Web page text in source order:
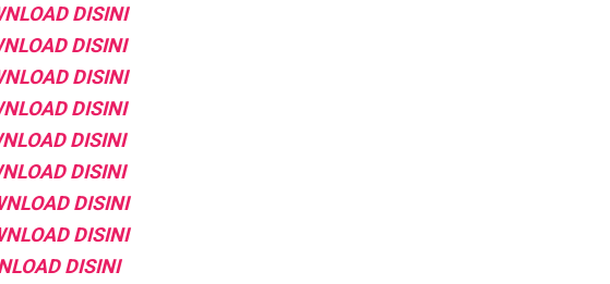
DISINI
DISINI
DISINI
DISINI
DISINI
DISINI
DISINI
DISINI
DISINI